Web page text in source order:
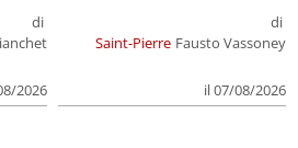
di
2026
Saint-Pierre
di
Fausto Vassoney
il 07/08/2026